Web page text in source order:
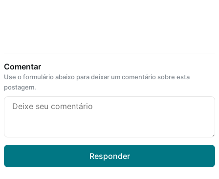
Comentar
Use o formulário abaixo para deixar um comentário sobre esta
postagem.
Responder